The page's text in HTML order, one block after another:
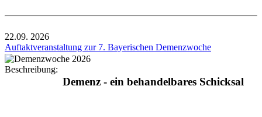
22.09. 2026
Auftaktveranstaltung zur 7. Bayerischen Demenzwoche
Beschreibung:
Demenz - ein behandelbares Schicksal